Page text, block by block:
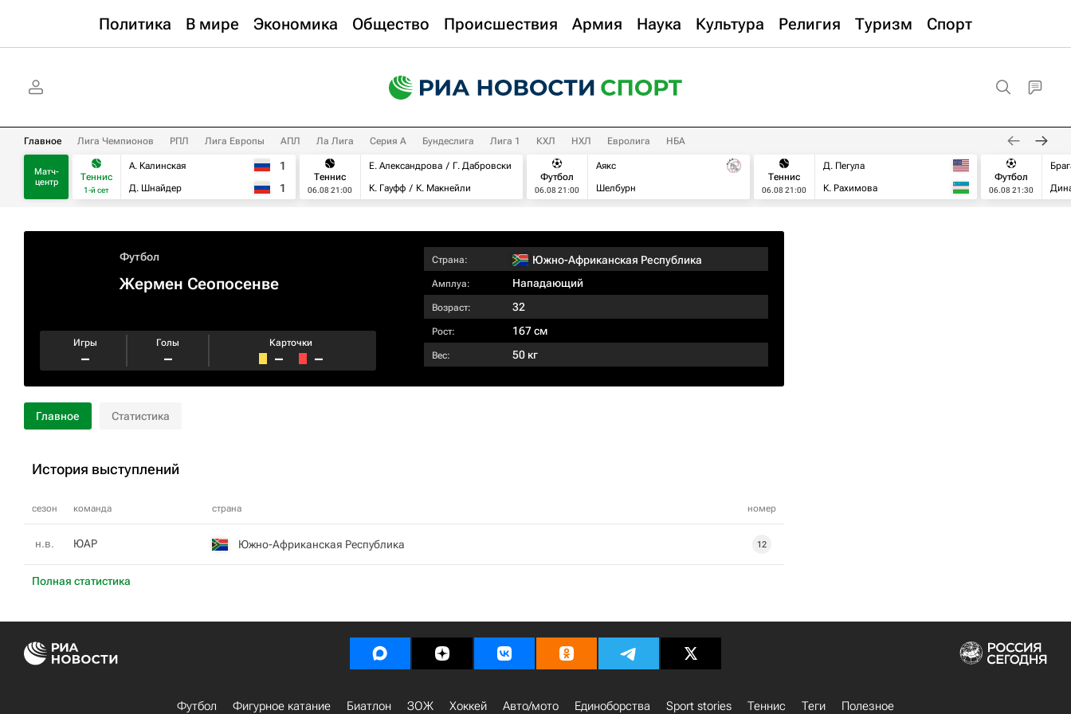
Политика В мире Экономика Общество Происшествия Армия Наука Культура Религия Туризм Спорт
Главное Лига Чемпионов РПЛ Лига Европы АПЛ Ла Лига Серия А Бундеслига Лига 1 КХЛ НХЛ Евролига НБА
Матч-
центр
Теннис
1-й сет
А. Калинская
Д. Шнайдер
1
1
Теннис
06.08 21:00
Е. Александрова
Г. Дабровски
К. Гауфф
К. Макнейли
Футбол
06.08 21:00
Аякс
Шелбурн
Теннис
06.08 21:00
Д. Пегула
К. Рахимова
Футбол
06.08 21:30
Футбол
Жермен Сеопосенве
Игры
–
Голы
–
Карточки
– –
Страна: Южно-Африканская Республика
Амплуа: Нападающий
Возраст: 32
Рост: 167 см
Вес: 50 кг
Главное Статистика
История выступлений
сезон команда страна номер
Полная статистика
н.в. ЮАР Южно-Африканская Республика 12
Футбол Фигурное катание Биатлон ЗОЖ Хоккей Авто/мото Единоборства Sport stories Теннис Теги Полезное